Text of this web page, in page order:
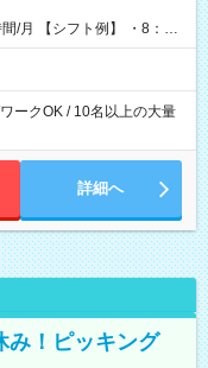
8：00
ークOK / 10名以上の大量
詳細へ
み！ピッキング